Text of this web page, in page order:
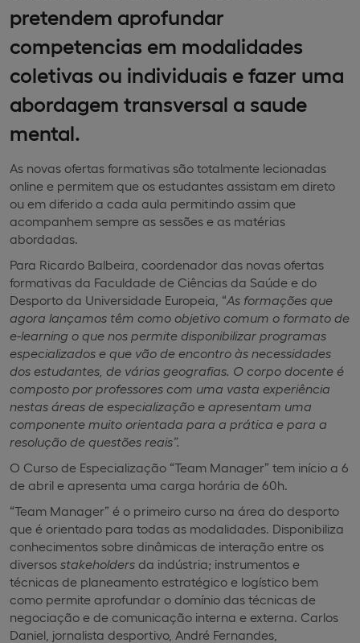
pretendem aprofundar
competencias em modalidades
coletivas ou individuais e fazer uma
abordagem transversal a saude
mental.
As novas ofertas formativas são totalmente lecionadas
online e permitem que os estudantes assistam em direto
ou em diferido a cada aula permitindo assim que
acompanhem sempre as sessões e as matérias
abordadas.
Para Ricardo Balbeira, coordenador das novas ofertas
formativas da Faculdade de Ciências da Saúde e do
Desporto da Universidade Europeia, “As formações que
agora lançamos têm como objetivo comum o formato de
e-learning o que nos permite disponibilizar programas
especializados e que vão de encontro às necessidades
dos estudantes, de várias geografias. O corpo docente é
composto por professores com uma vasta experiência
nestas áreas de especialização e apresentam uma
componente muito orientada para a prática e para a
resolução de questões reais”.
O Curso de Especialização “Team Manager” tem início a 6
de abril e apresenta uma carga horária de 60h.
“Team Manager” é o primeiro curso na área do desporto
que é orientado para todas as modalidades. Disponibiliza
conhecimentos sobre dinâmicas de interação entre os
diversos stakeholders da indústria; instrumentos e
técnicas de planeamento estratégico e logístico bem
como permite aprofundar o domínio das técnicas de
negociação e de comunicação interna e externa. Carlos
Daniel, jornalista desportivo, André Fernandes,